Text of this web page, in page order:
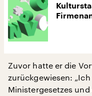
Zuvor hatte er die
zurückgewiesen:
Ministergesetzes und